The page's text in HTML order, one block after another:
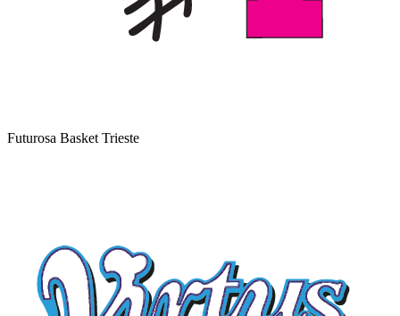
Futurosa Basket Trieste